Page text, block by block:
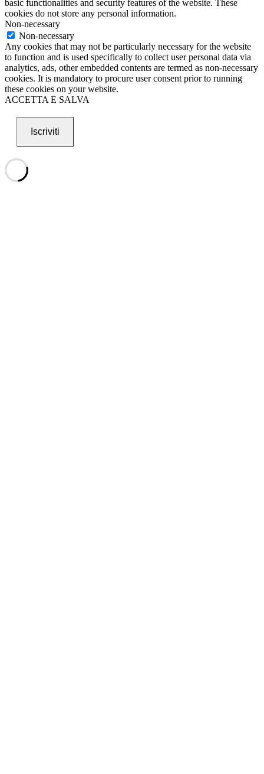
basic functionalities and security features of the website. These
cookies do not store any personal information.
Non-necessary
Non-necessary
Any cookies that may not be particularly necessary for the website
to function and is used specifically to collect user personal data via
analytics, ads, other embedded contents are termed as non-necessary
cookies. It is mandatory to procure user consent prior to running
these cookies on your website.
ACCETTA E SALVA
Iscriviti